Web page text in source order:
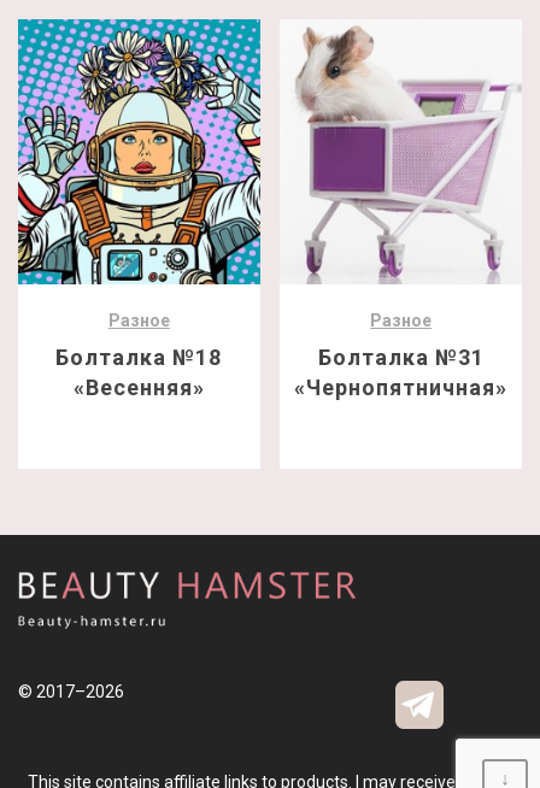
Разное
Болталка №18
«Весенняя»
Разное
Болталка №31
«Чернопятничная»
© 2017–2026
This site contains affiliate links to products. I may receive a small↓